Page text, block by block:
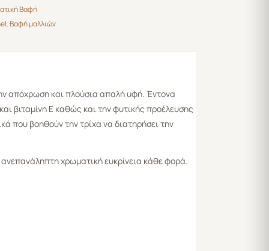
Βαφή
,Βαφή μαλλιών
απόχρωση και πλούσια απαλή υφή. Έντονα
βιταμίνη Ε καθώς και την φυτικής προέλευσης
που βοηθούν την τρίχα να διατηρήσει την
χρωματική ευκρίνεια κάθε φορά.